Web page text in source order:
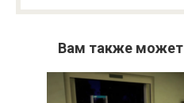
Вам также может